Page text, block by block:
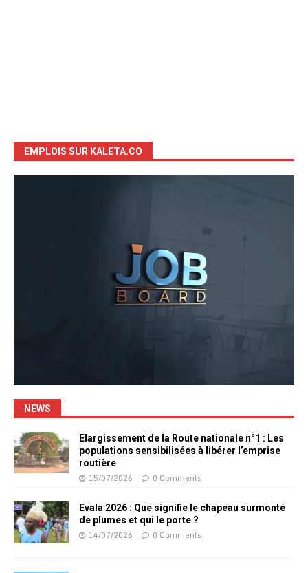
EMPLOIS SUR KALETA.CO
NEWS
Elargissement de la Route nationale n°1 : Les
populations sensibilisées à libérer l’emprise
routière
15/07/2026 0 Comments
Evala 2026 : Que signifie le chapeau surmonté
de plumes et qui le porte ?
14/07/2026 0 Comments